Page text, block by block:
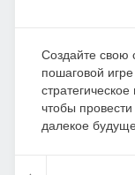
Создайте свою
пошаговой
чтобы
далекое